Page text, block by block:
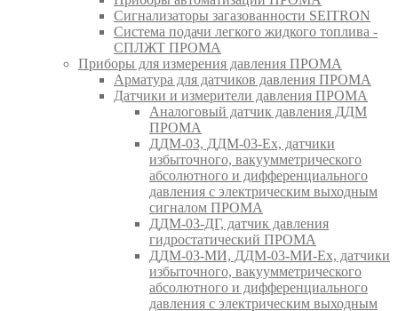
Сигнализаторы загазованности SEITRON
Система подачи легкого жидкого топлива -
СПЛЖТ ПРОМА
Приборы для измерения давления ПРОМА
Арматура для датчиков давления ПРОМА
Датчики и измерители давления ПРОМА
Аналоговый датчик давления ДДМ
ПРОМА
ДДМ-03, ДДМ-03-Ех, датчики
избыточного, вакуумметрического
абсолютного и дифференциального
давления с электрическим выходным
сигналом ПРОМА
ДДМ-03-ДГ, датчик давления
гидростатический ПРОМА
ДДМ-03-МИ, ДДМ-03-МИ-Ех, датчики
избыточного, вакуумметрического
абсолютного и дифференциального
давления с электрическим выходным